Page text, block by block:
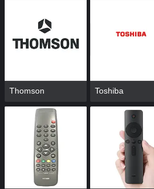
Thomson Toshiba